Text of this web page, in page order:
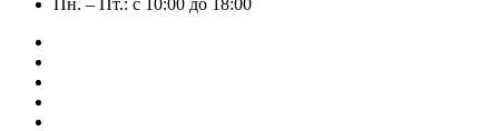
Пн. – Пт.: с 10:00 до 18:00